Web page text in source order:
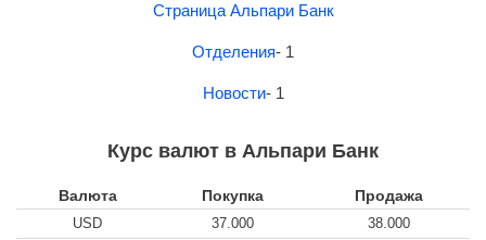
Страница Альпари Банк
Отделения- 1
Новости- 1
Курс валют в Альпари Банк
Валюта Покупка Продажа
USD 37.000
38.000